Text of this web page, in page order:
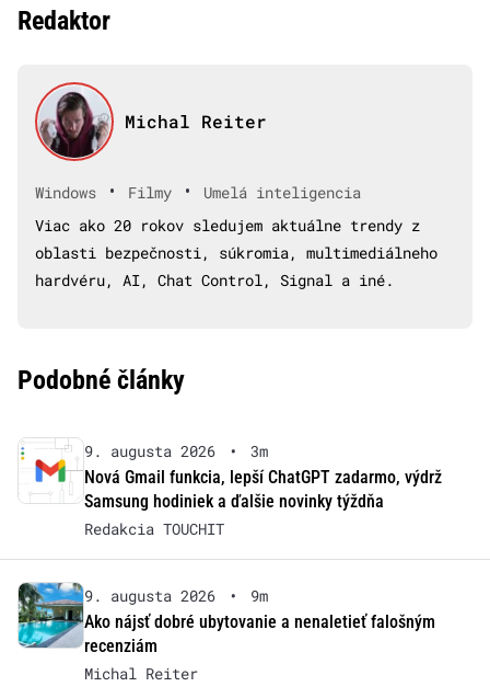
Redaktor
Michal Reiter
Windows • Filmy •
Umelá inteligencia
Viac ako 20 rokov sledujem aktuálne trendy z
oblasti bezpečnosti, súkromia, multimediálneho
hardvéru, AI, Chat Control, Signal a iné.
Podobné články
9. augusta 2026 •
3m
Nová Gmail funkcia, lepší ChatGPT zadarmo, výdrž
Samsung hodiniek a ďalšie novinky týždňa
Redakcia TOUCHIT
9. augusta 2026 •
9m
Ako nájsť dobré ubytovanie a nenaletieť falošným
recenziám
Michal Reiter